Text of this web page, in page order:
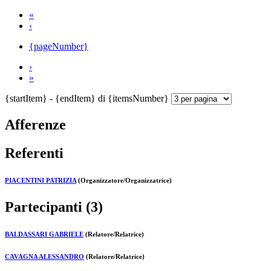
«
‹
{pageNumber}
›
»
{startItem} - {endItem} di {itemsNumber}
Afferenze
Referenti
PIACENTINI PATRIZIA (Organizzatore/Organizzatrice)
Partecipanti (3)
BALDASSARI GABRIELE (Relatore/Relatrice)
CAVAGNA ALESSANDRO (Relatore/Relatrice)